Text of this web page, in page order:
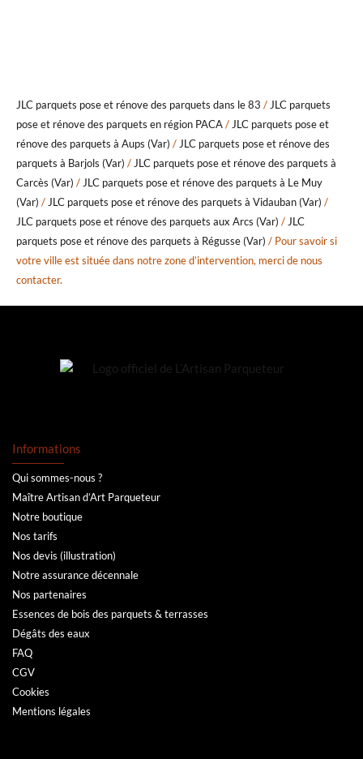
JLC parquets pose et rénove des parquets dans le 83 / JLC parquets
pose et rénove des parquets en région PACA/ JLC parquets pose et
rénove des parquets à Aups (Var) / JLC parquets pose et rénove des
parquets à Barjols (Var) / JLC parquets pose et rénove des parquets à
Carcès (Var) / JLC parquets pose et rénove des parquets à Le Muy
(Var) / JLC parquets pose et rénove des parquets à Vidauban (Var) /
JLC parquets pose et rénove des parquets aux Arcs (Var) / JLC
parquets pose et rénove des parquets à Régusse (Var) / Pour savoir si
votre ville est située dans notre zone d’intervention, merci de nous
contacter.
Informations
Qui sommes-nous ?
Maître Artisan d’Art Parqueteur
Notre boutique
Nos tarifs
Nos devis (illustration)
Notre assurance décennale
Nos partenaires
Essences de bois des parquets & terrasses
Dégâts des eaux
FAQ
CGV
Cookies
Mentions légales